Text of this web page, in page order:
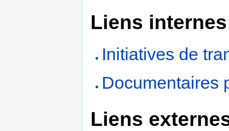
Liens internes
Initiatives de
Documentaires
Liens